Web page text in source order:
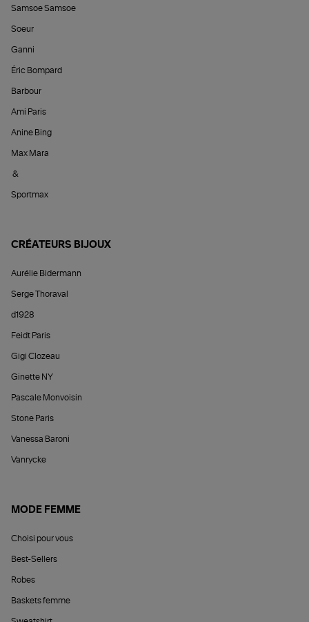
Samsoe Samsoe
Soeur
Ganni
Éric Bompard
Barbour
Ami Paris
Anine Bing
Max Mara
&
Sportmax
CRÉATEURS BIJOUX
Aurélie Bidermann
Serge Thoraval
d1928
Feidt Paris
Gigi Clozeau
Ginette NY
Pascale Monvoisin
Stone Paris
Vanessa Baroni
Vanrycke
MODE FEMME
Choisi pour vous
Best-Sellers
Robes
Baskets femme